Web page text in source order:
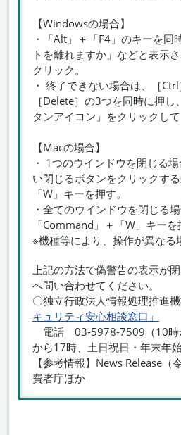
【Windowsの場合】
・「Alt」＋「F4」のキーを同
トを離れますか」などと表示
クリック。
・ 終了できない場合は、［
［Delete］の3つを同時に押
タンアイコン」をクリックして
【Macの場合】
・ 1つのウインドウを閉じる
い閉じるボタンをクリックす
「W」キーを押す。
・全てのウインドウを閉じる
「Command」＋「W」キーを
※機種等により、操作が異なる
上記の方法で偽警告の表示が
へ問い合わせてください。
〇独立行政法人情報処理推進
キュリティ安心相談窓口」
電話 03‐5978-7509（10時
から17時、土日祝日・年末年始
【参考情報】News Release
費者庁ほか